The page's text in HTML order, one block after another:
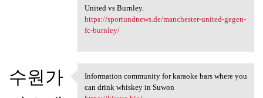
United vs Burnley.
https://sportundnews.de/manchester-united-gegen-
fc-burnley/
수원가
Information community for
Information community for karaoke bars where you
can drink whiskey in Suwon